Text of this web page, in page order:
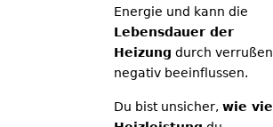
Energie und kann die
Lebensdauer der
Heizung durch verrußen
negativ beeinflussen.
Du bist unsicher, wie viel